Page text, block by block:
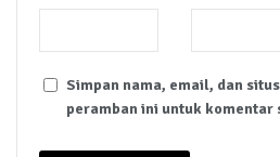
Simpan nama, email, dan
peramban ini untuk komentar